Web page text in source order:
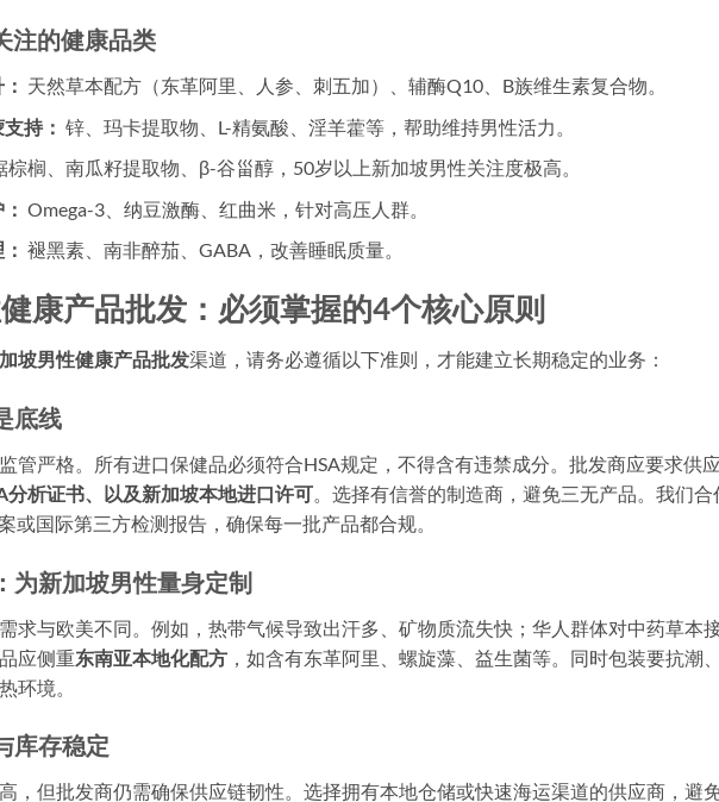
注的健康品类
天然草本配方（东革阿里、人参、刺五加）、辅酶Q10、B族维生素复合物。
持： 锌、玛卡提取物、L-精氨酸、淫羊藿等，帮助维持男性活力。
棕榈、南瓜籽提取物、β-谷甾醇，50岁以上新加坡男性关注度极高。
Omega-3、纳豆激酶、红曲米，针对高压人群。
褪黑素、南非醉茄、GABA，改善睡眠质量。
康产品批发：必须掌握的4个核心原则
坡男性健康产品批发渠道，请务必遵循以下准则，才能建立长期稳定的业务：
底线
管严格。所有进口保健品必须符合HSA规定，不得含有违禁成分。批发商应要求供
分析证书、以及新加坡本地进口许可 。选择有信誉的制造商，避免三无产品。我们合
或国际第三方检测报告，确保每一批产品都合规。
为新加坡男性量身定制
求与欧美不同。例如，热带气候导致出汗多、矿物质流失快；华人群体对中药草本
应侧重东南亚本地化配方 ，如含有东革阿里、螺旋藻、益生菌等。同时包装要抗潮
环境。
库存稳定
，但批发商仍需确保供应链韧性。选择拥有本地仓储或快速海运渠道的供应商，避